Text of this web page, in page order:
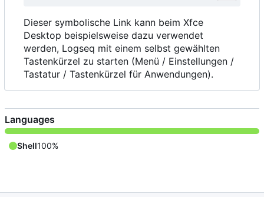
Dieser symbolische Link kann beim Xfce
Desktop beispielsweise dazu verwendet
werden, Logseq mit einem selbst gewählten
Tastenkürzel zu starten (Menü / Einstellungen /
Tastatur / Tastenkürzel für Anwendungen).
Languages
Shell100%